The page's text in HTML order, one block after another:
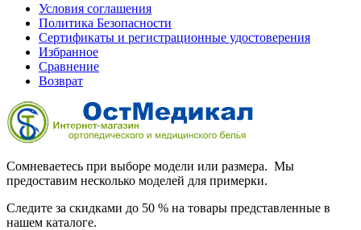
Условия соглашения
Политика Безопасности
Сертификаты и регистрационные удостоверения
Избранное
Сравнение
Возврат
Сомневаетесь при выборе модели или размера. Мы
предоставим несколько моделей для примерки.
Следите за скидками до 50 % на товары представленные в
нашем каталоге.